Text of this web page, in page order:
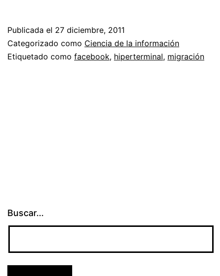
Publicada el 27 diciembre, 2011
Categorizado como Ciencia de la información
Etiquetado como facebook, hiperterminal, migración
Buscar...